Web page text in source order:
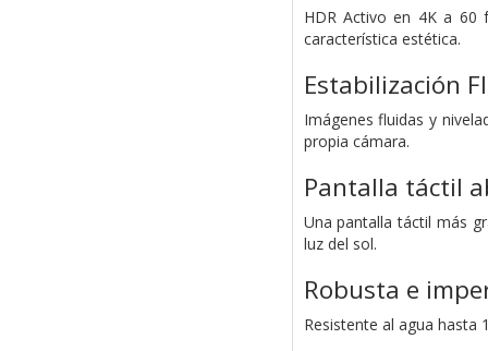
HDR Activo en 4K a
característica estética.
Estabilización
Imágenes fluidas y
propia cámara.
Pantalla táctil
Una pantalla táctil más
luz del sol.
Robusta e
Resistente al agua hasta